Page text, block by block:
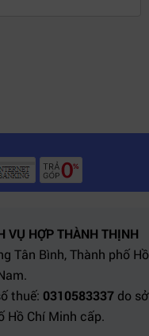
VỤ HỢP THÀNH THỊNH
Tân Bình, Thành phố Hồ
thuế: 0310583337 do sở
Hồ Chí Minh cấp.